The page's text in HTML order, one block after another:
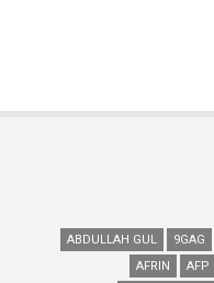
9GAG
ABDULLAH GUL
AFP
AFRIN